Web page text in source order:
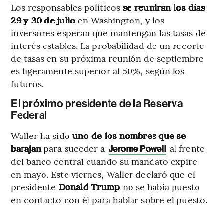
Los responsables políticosse reunirán los días
29 y 30 de julio en Washington, y los
inversores esperan que mantengan las tasas de
interés estables. La probabilidad de un recorte
de tasas en su próxima reunión de septiembre
es ligeramente superior al 50%, según los
futuros.
El próximo presidente de la Reserva
Federal
Waller ha sido uno de los nombres que se
barajanpara suceder a Jerome Powell al frente
del banco central cuando su mandato expire
en mayo. Este viernes, Waller declaró que el
presidente Donald Trump no se había puesto
en contacto con él para hablar sobre el puesto.